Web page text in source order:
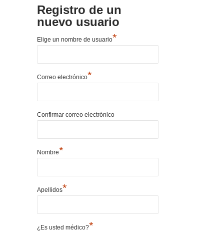
Registro de un
nuevo usuario
Elige un nombre de usuario*
Correo electrónico*
Confirmar correo electrónico
Nombre*
Apellidos*
¿Es usted médico?*